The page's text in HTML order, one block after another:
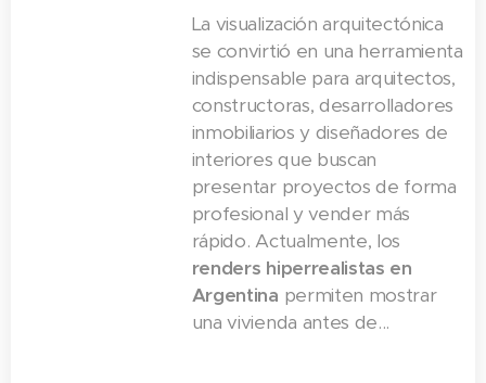
altos precios
de compra de
inmuebles
terminados. En
2025, cada vez
más familias y
parejas jóvenes
buscan
opciones de
casas...
propiedad ya
terminada. La
decisión no es
sencilla, ya que
depende de
múltiples
factores: el
costo por
metro
cuadrado
La visualización arquitectónica
se convirtió en una herramienta
indispensable para arquitectos,
constructoras, desarrolladores
inmobiliarios y diseñadores de
interiores que buscan
presentar proyectos de forma
profesional y vender más
rápido. Actualmente, los
renders hiperrealistas en
Argentina permiten mostrar
una vivienda antes de...